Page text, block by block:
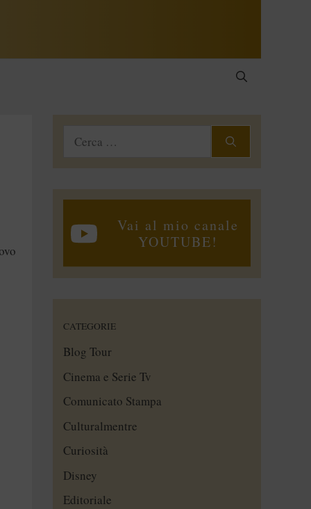
Ricerca
Vai al mio canale
YOUTUBE!
CATEGORIE
Blog Tour
Cinema e Serie Tv
Comunicato Stampa
Culturalmentre
Curiosità
Disney
Editoriale